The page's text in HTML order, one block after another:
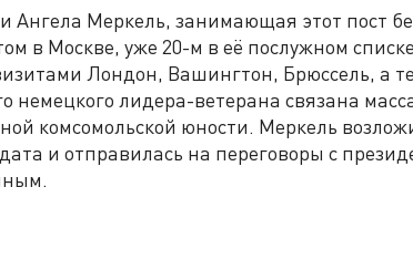
Ангела Меркель, занимающая этот пост
в Москве, уже 20-м в её послужном
Лондон, Вашингтон, Брюссель, а
немецкого лидера-ветерана связана
комсомольской юности. Меркель
и отправилась на переговоры с